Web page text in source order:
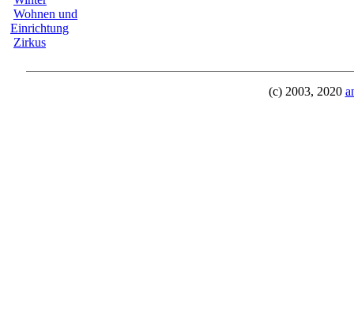
Wohnen und
Einrichtung
Zirkus
(c) 2003, 2020